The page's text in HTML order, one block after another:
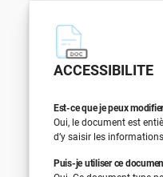
ACCESSIBILITE
Est-ce que je peux
Oui, le document est
d’y saisir les
Puis-je utiliser ce